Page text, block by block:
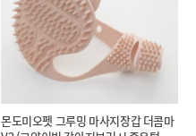
몬도미오펫 그루밍 마사지장갑 더콤마